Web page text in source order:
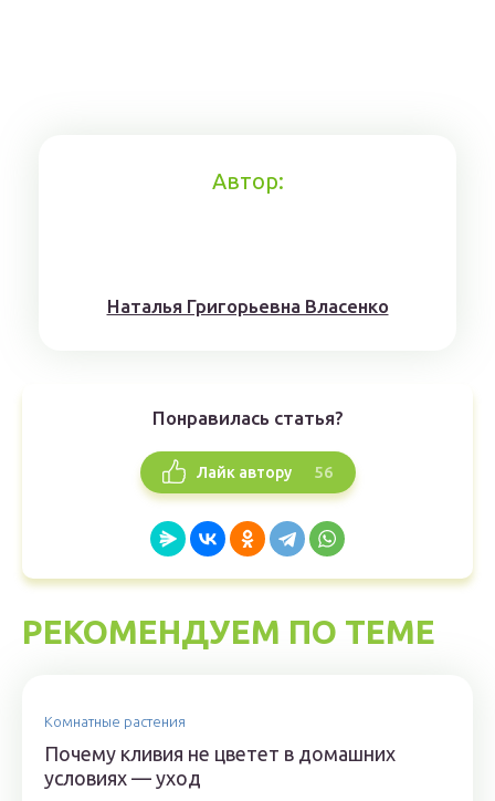
Автор:
Наталья Григорьевна Власенко
Понравилась статья?
Лайк автору 56
РЕКОМЕНДУЕМ ПО ТЕМЕ
Комнатные растения
Почему кливия не цветет в домашних
условиях — уход